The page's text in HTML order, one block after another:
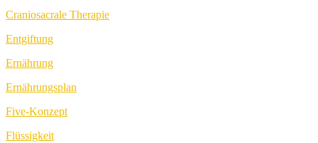
Craniosacrale Therapie
Entgiftung
Ernährung
Ernährungsplan
Five-Konzept
Flüssigkeit